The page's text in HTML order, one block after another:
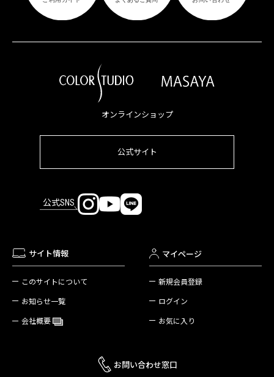
オンラインショップ
公式サイト
公式SNS
サイト情報
このサイトについて
お知らせ一覧
会社概要
マイページ
新規会員登録
ログイン
お気に入り
お問い合わせ窓口